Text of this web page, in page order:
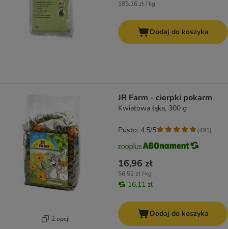
185,16 zł / kg
Dodaj do koszyka
2 opcji
JR Farm - cierpki pokarm
Kwiatowa łąka, 300 g
16,96 zł
56,52 zł / kg
16,11 zł
Pusto: 4.5/5 (491)
Dodaj do koszyka